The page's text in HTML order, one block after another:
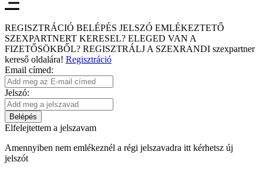
REGISZTRÁCIÓ BELÉPÉS JELSZÓ EMLÉKEZTETŐ
SZEXPARTNERT KERESEL? ELEGED VAN A
FIZETŐSÖKBŐL? REGISZTRÁLJ A SZEXRANDI szexpartner
kereső oldalára! Regisztráció
Email címed:
Jelszó:
Belépés
Elfelejtettem a jelszavam
Amennyiben nem emlékeznél a régi jelszavadra itt kérhetsz új
jelszót